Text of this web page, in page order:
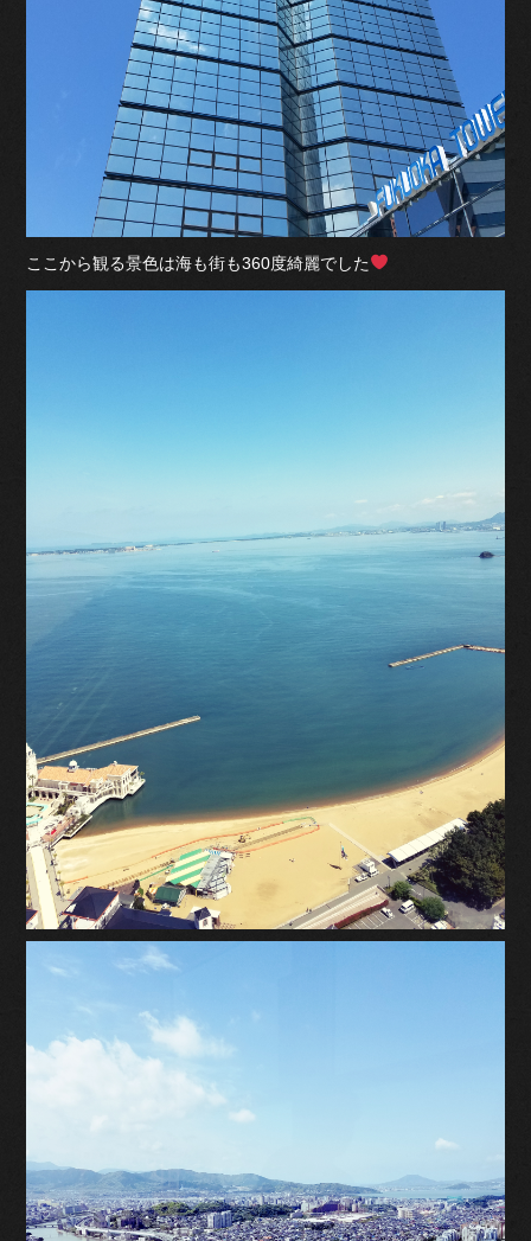
ここから観る景色は海も街も360度綺麗でした